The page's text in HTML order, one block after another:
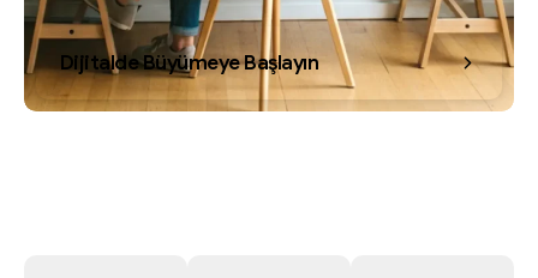
Dijitalde Büyümeye Başlayın